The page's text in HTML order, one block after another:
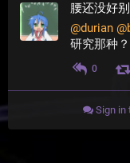
腰还没好
@durian @
研究那种
0
Sign in